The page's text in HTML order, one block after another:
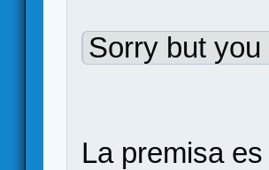
Sorry but
La premisa